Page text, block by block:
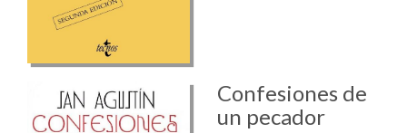
Confesiones de
un pecador